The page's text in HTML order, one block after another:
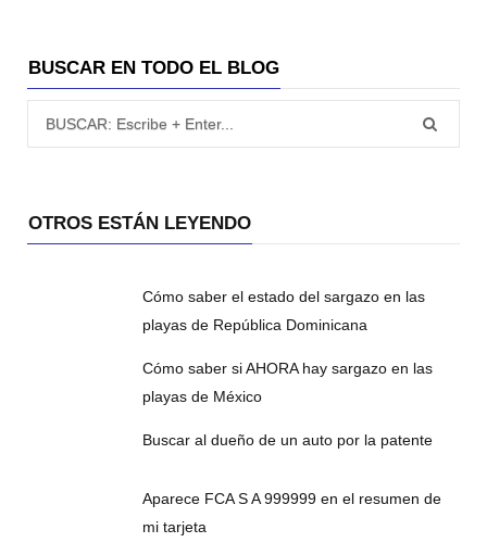
BUSCAR EN TODO EL BLOG
OTROS ESTÁN LEYENDO
Cómo saber el estado del sargazo en las
playas de República Dominicana
Cómo saber si AHORA hay sargazo en las
playas de México
Buscar al dueño de un auto por la patente
Aparece FCA S A 999999 en el resumen de
mi tarjeta